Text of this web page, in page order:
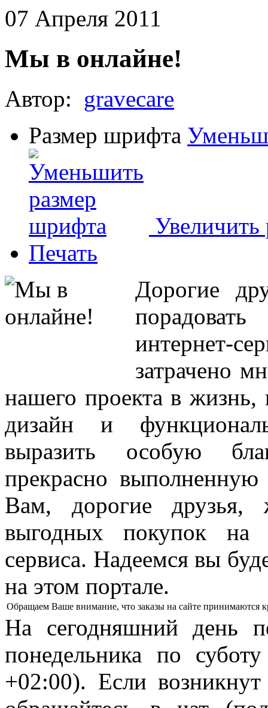
07 Апреля 2011
Мы в онлайне!
Автор: gravecare
Размер шрифта
Печать
Дорогие
интернет-
затрачено
нашего проекта в жизнь,
дизайн и
выразить особую
прекрасно
Вам, дорогие
выгодных покупок на
сервиса. Надеемся вы
на этом портале.
Обращаем Ваше внимание, что заказы на сайте принимаются
На сегодняшний день
понедельника по
+02:00). Если